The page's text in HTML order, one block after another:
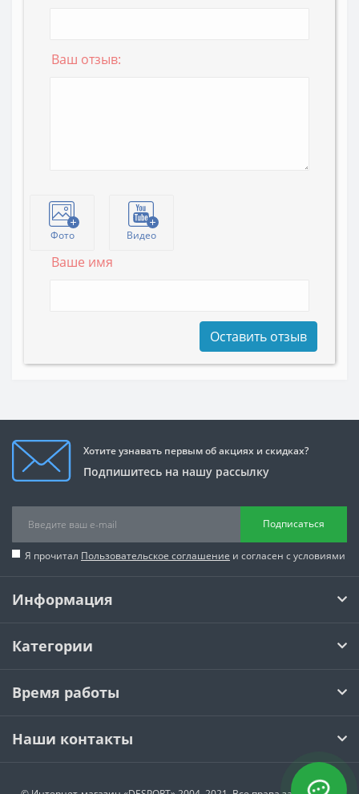
Ваш отзыв:
Фото Видео
Ваше имя
Оставить отзыв
Хотите узнавать первым об акциях и скидках?
Подпишитесь на нашу рассылку
Подписаться
Я прочитал Пользовательское соглашение и согласен с условиями
Информация
Категории
Время работы
Наши контакты